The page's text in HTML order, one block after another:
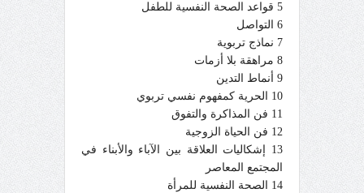
5 قواعد الصحة النفسية للطفل
6 التواصل
7 نماذج تربوية
8 مراهقة بلا أزمات
9 أنماط التدين
10 الحرية كمفهوم نفسي تربوي
11 فن المذاكرة والتفوق
12 فن الحياة الزوجية
13 إشكاليات العلاقة بين الآباء والأبناء في
المجتمع المعاصر
14 الصحة النفسية للمرأة